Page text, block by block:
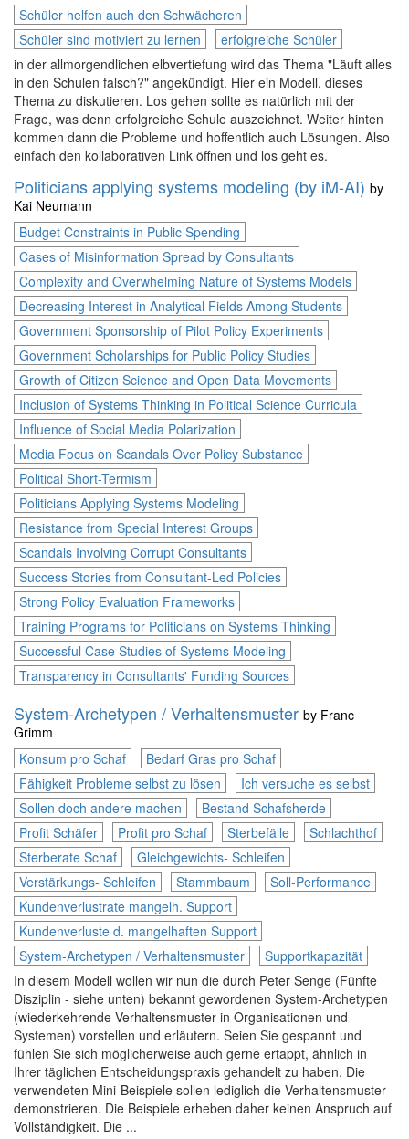
Schüler helfen auch den Schwächeren
Schüler sind motiviert zu lernen
erfolgreiche Schüler
in der allmorgendlichen elbvertiefung wird das Thema "Läuft alles
in den Schulen falsch?" angekündigt. Hier ein Modell, dieses
Thema zu diskutieren. Los gehen sollte es natürlich mit der
Frage, was denn erfolgreiche Schule auszeichnet. Weiter hinten
kommen dann die Probleme und hoffentlich auch Lösungen. Also
einfach den kollaborativen Link öffnen und los geht es.
Politicians applying systems modeling (by iM-AI) by
Kai Neumann
Budget Constraints in Public Spending
Cases of Misinformation Spread by Consultants
Complexity and Overwhelming Nature of Systems Models
Decreasing Interest in Analytical Fields Among Students
Government Sponsorship of Pilot Policy Experiments
Government Scholarships for Public Policy Studies
Growth of Citizen Science and Open Data Movements
Inclusion of Systems Thinking in Political Science Curricula
Influence of Social Media Polarization
Media Focus on Scandals Over Policy Substance
Political Short-Termism
Politicians Applying Systems Modeling
Resistance from Special Interest Groups
Scandals Involving Corrupt Consultants
Success Stories from Consultant-Led Policies
Strong Policy Evaluation Frameworks
Training Programs for Politicians on Systems Thinking
Successful Case Studies of Systems Modeling
Transparency in Consultants' Funding Sources
System-Archetypen / Verhaltensmuster by Franc
Grimm
Konsum pro Schaf
Bedarf Gras pro Schaf
Fähigkeit Probleme selbst zu lösen
Ich versuche es selbst
Sollen doch andere machen
Bestand Schafsherde
Profit Schäfer
Profit pro Schaf Sterbefälle
Schlachthof
Sterberate Schaf
Gleichgewichts- Schleifen
Verstärkungs- Schleifen
Stammbaum
Soll-Performance
Kundenverlustrate mangelh. Support
Kundenverluste d. mangelhaften Support
System-Archetypen / Verhaltensmuster
Supportkapazität
In diesem Modell wollen wir nun die durch Peter Senge (Fünfte
Disziplin - siehe unten) bekannt gewordenen System-Archetypen
(wiederkehrende Verhaltensmuster in Organisationen und
Systemen) vorstellen und erläutern. Seien Sie gespannt und
fühlen Sie sich möglicherweise auch gerne ertappt, ähnlich in
Ihrer täglichen Entscheidungspraxis gehandelt zu haben. Die
verwendeten Mini-Beispiele sollen lediglich die Verhaltensmuster
demonstrieren. Die Beispiele erheben daher keinen Anspruch auf
Vollständigkeit. Die ...